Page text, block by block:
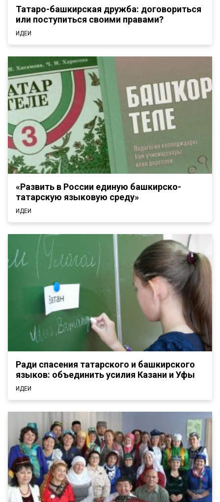
Татаро-башкирская дружба: договориться
или поступиться своими правами?
ИДЕИ
«Развить в России единую башкирско-
татарскую языковую среду»
ИДЕИ
Ради спасения татарского и башкирского
языков: объединить усилия Казани и Уфы
ИДЕИ